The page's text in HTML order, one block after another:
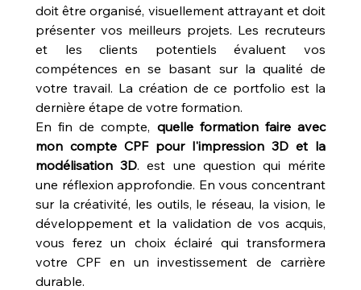
doit être organisé, visuellement attrayant et doit
présenter vos meilleurs projets. Les recruteurs
et les clients potentiels évaluent vos
compétences en se basant sur la qualité de
votre travail. La création de ce portfolio est la
dernière étape de votre formation.
En fin de compte, quelle formation faire avec
mon compte CPF pour l'impression 3D et la
modélisation 3D. est une question qui mérite
une réflexion approfondie. En vous concentrant
sur la créativité, les outils, le réseau, la vision, le
développement et la validation de vos acquis,
vous ferez un choix éclairé qui transformera
votre CPF en un investissement de carrière
durable.